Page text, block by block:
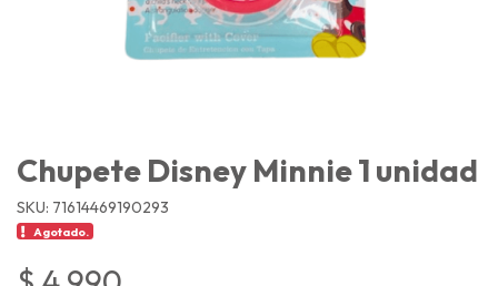
Chupete Disney Minnie 1 unidad
SKU: 71614469190293
Agotado.